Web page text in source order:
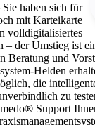
haben sich für
mit Karteikarte
volldigitalisiertes
– der Umstieg ist
Beratung und
Helden
die
zu
Support